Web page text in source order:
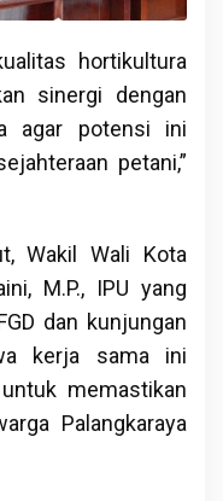
hortikultura
sinergi dengan
agar potensi ini
petani,”
Wakil Wali Kota
M.P., IPU yang
dan kunjungan
kerja sama ini
memastikan
Palangkaraya